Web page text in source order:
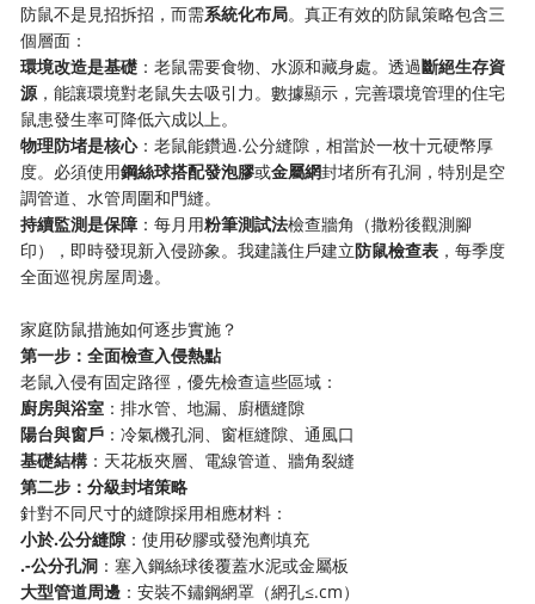
防鼠不是見招拆招，而需​​系統化布局​​。真正有效的防鼠策略包含三
個層面：
​環境改造是基礎​ ​：老鼠需要食物、水源和藏身處。透過​​斷絕生存資
源​​，能讓環境對老鼠失去吸引力。數據顯示，完善環境管理的住宅
鼠患發生率可降低六成以上。
​物理防堵是核心​​：老鼠能鑽過.公分縫隙，相當於一枚十元硬幣厚
度。必須使用​​鋼絲球搭配發泡膠​​或​​金屬網​​封堵所有孔洞，特別是空
調管道、水管周圍和門縫。
​持續監測是保障​ ​：每月用​​粉筆測試法​​檢查牆角（撒粉後觀測腳
印），即時發現新入侵跡象。我建議住戶建立​​防鼠檢查表​ ​，每季度
全面巡視房屋周邊。
家庭防鼠措施如何逐步實施？
​第一步：全面檢查入侵熱點​
老鼠入侵有固定路徑，優先檢查這些區域：
​廚房與浴室​ ​：排水管、地漏、廚櫃縫隙
​陽台與窗戶​ ​：冷氣機孔洞、窗框縫隙、通風口
​基礎結構​​：天花板夾層、電線管道、牆角裂縫
​第二步：分級封堵策略​
針對不同尺寸的縫隙採用相應材料：
​小於.公分縫隙​​：使用矽膠或發泡劑填充
​.-公分孔洞​ ​：塞入鋼絲球後覆蓋水泥或金屬板
​大型管道周邊​ ​：安裝不鏽鋼網罩（網孔≤.cm）